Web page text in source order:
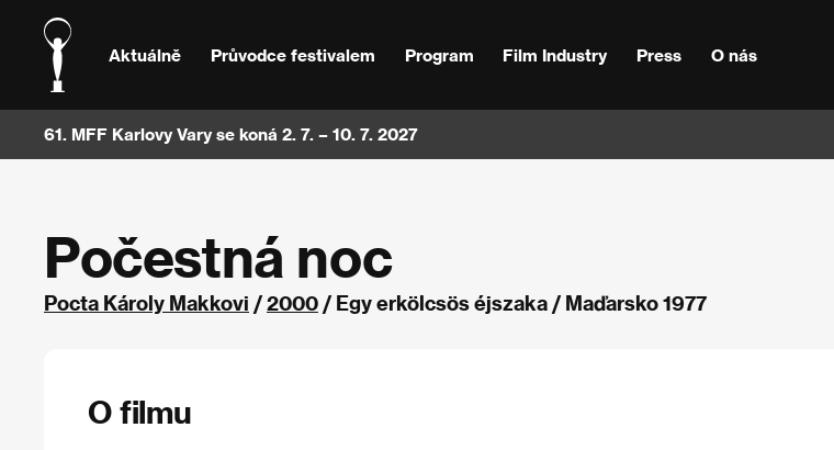
Aktuálně Průvodce festivalem Program Film Industry Press O nás
61. MFF Karlovy Vary se koná 2. 7. – 10. 7. 2027
Počestná noc
Pocta Károly Makkovi /2000 / Egy erkölcsös éjszaka / Maďarsko 1977
O filmu